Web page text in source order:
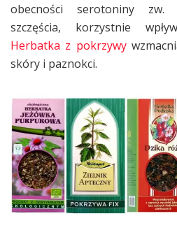
obecności serotoniny zw.
szczęścia, korzystnie
Herbatka z pokrzywy
skóry i paznokci.